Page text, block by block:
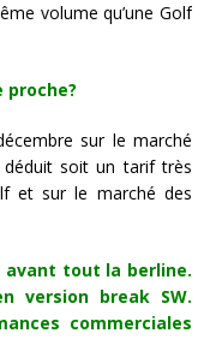
volume qu’une Golf
sur le marché
soit un tarif très
et sur le marché des
avant tout la berline.
version break SW.
commerciales